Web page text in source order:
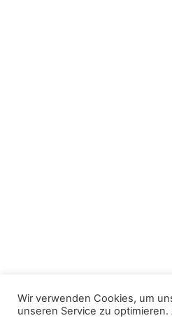
Wir verwenden Cookies, um
unseren Service zu optimieren.